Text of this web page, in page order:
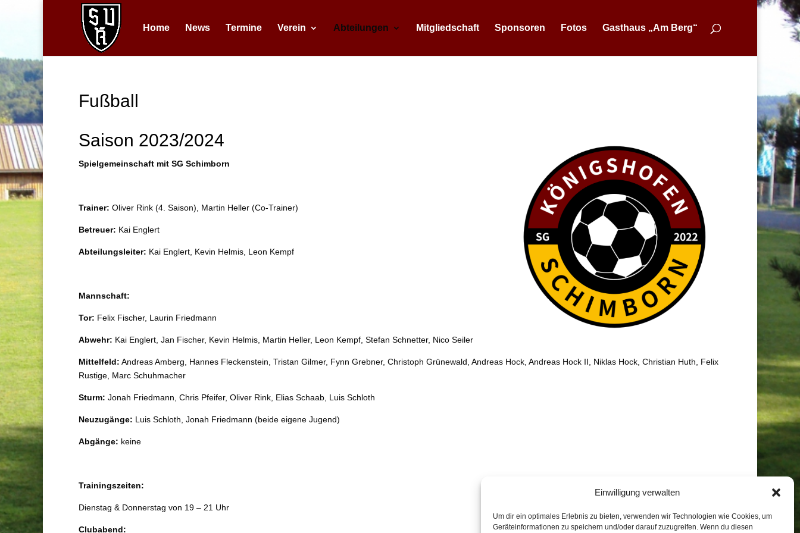
Einwilligung verwalten
Um dir ein optimales Erlebnis zu bieten, verwenden wir Technologien wie Cookies, um
Geräteinformationen zu speichern und/oder darauf zuzugreifen. Wenn du diesen
Home News Termine Verein Abteilungen Mitgliedschaft Sponsoren Fotos Gasthaus „Am Berg“
Fußball
Saison 2023/2024
Spielgemeinschaft mit SG Schimborn
Trainer: Oliver Rink (4. Saison), Martin Heller (Co-Trainer)
Betreuer: Kai Englert
Abteilungsleiter: Kai Englert, Kevin Helmis, Leon Kempf
Mannschaft:
Tor: Felix Fischer, Laurin Friedmann
Abwehr: Kai Englert, Jan Fischer, Kevin Helmis, Martin Heller, Leon Kempf, Stefan Schnetter, Nico Seiler
Mittelfeld: Andreas Amberg, Hannes Fleckenstein, Tristan Gilmer, Fynn Grebner, Christoph Grünewald, Andreas Hock, Andreas Hock II, Niklas Hock, Christian Huth, Felix
Rustige, Marc Schuhmacher
Sturm: Jonah Friedmann, Chris Pfeifer, Oliver Rink, Elias Schaab, Luis Schloth
Neuzugänge: Luis Schloth, Jonah Friedmann (beide eigene Jugend)
Abgänge: keine
Trainingszeiten:
Dienstag & Donnerstag von 19 – 21 Uhr
Clubabend: